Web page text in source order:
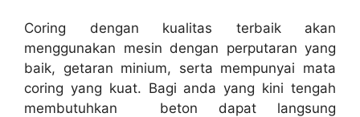
Coring dengan kualitas terbaik akan
menggunakan mesin dengan perputaran yang
baik, getaran minium, serta mempunyai mata
coring yang kuat. Bagi anda yang kini tengah
membutuhkan beton dapat langsung